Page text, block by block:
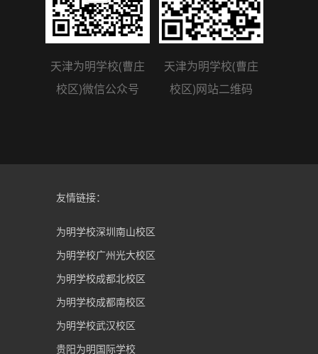
天津为明学校(曹庄
校区)微信公众号
天津为明学校(曹庄
校区)网站二维码
友情链接：
为明学校深圳南山校区
为明学校广州光大校区
为明学校成都北校区
为明学校成都南校区
为明学校武汉校区
贵阳为明国际学校